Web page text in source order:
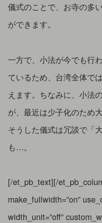
儀式のことで、お寺の多
ができます。
一方で、小法が今でも行
ているため、台湾全体で
えます。ちなみに、小法
が、最近は少子化のため
そうした儀式は冗談で「
も…。
[/et_pb_text][/
make_fullwidth=”on”
width_unit=”off”